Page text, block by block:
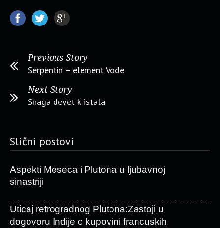
Previous Story
Serpentin – element Vode
Next Story
Snaga devet kristala
Slični postovi
Aspekti Meseca i Plutona u ljubavnoj
sinastriji
Uticaj retrogradnog Plutona:Zastoji u
dogovoru Indije o kupovini francuskih